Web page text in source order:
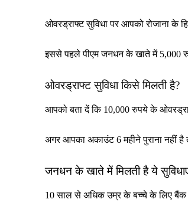
ओवरड्राफ्ट सुविधा पर आपको रोजाना के
इससे पहले पीएम जनधन के खाते में 5,000
ओवरड्राफ्ट सुविधा किसे मिलती है?
आपको बता दें कि 10,000 रुपये के
अगर आपका अकाउंट 6 महीने पुराना नहीं
जनधन के खाते में मिलती है ये
10 साल से अधिक उम्र के बच्चे के लिए बैंक